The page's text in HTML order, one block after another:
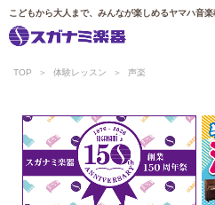
こどもから大人まで、みんなが楽しめるヤマハ音
TOP 体験レッスン 声楽